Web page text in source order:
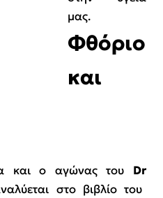
μας.
Φθόριο
και
και ο αγώνας του Dr
στο βιβλίο του